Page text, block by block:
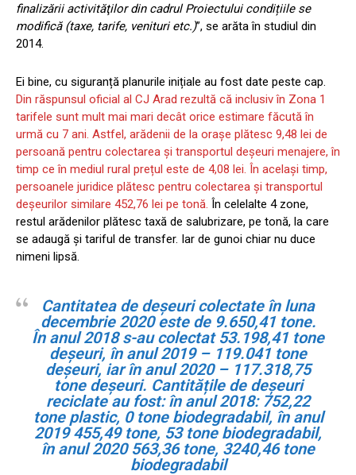
finalizării activităţilor din cadrul Proiectului condițiile se
modifică (taxe, tarife, venituri etc.)”, se arăta în studiul din
2014.
Ei bine, cu siguranță planurile inițiale au fost date peste cap.
Din răspunsul oficial al CJ Arad rezultă că inclusiv în Zona 1
tarifele sunt mult mai mari decât orice estimare făcută în
urmă cu 7 ani. Astfel, arădenii de la orașe plătesc 9,48 lei de
persoană pentru colectarea și transportul deșeuri menajere, în
timp ce în mediul rural prețul este de 4,08 lei. În același timp,
persoanele juridice plătesc pentru colectarea și transportul
deșeurilor similare 452,76 lei pe tonă. În celelalte 4 zone,
restul arădenilor plătesc taxă de salubrizare, pe tonă, la care
se adaugă și tariful de transfer. Iar de gunoi chiar nu duce
nimeni lipsă.
Cantitatea de deșeuri colectate în luna
decembrie 2020 este de 9.650,41 tone.
În anul 2018 s-au colectat 53.198,41 tone
deșeuri, în anul 2019 – 119.041 tone
deșeuri, iar în anul 2020 – 117.318,75
tone deșeuri. Cantitățile de deșeuri
reciclate au fost: în anul 2018: 752,22
tone plastic, 0 tone biodegradabil, în anul
2019 455,49 tone, 53 tone biodegradabil,
în anul 2020 563,36 tone, 3240,46 tone
biodegradabil